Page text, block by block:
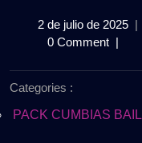
2 de julio de 20252 |
0 Comment |
Categories :
PACK CUMBIAS